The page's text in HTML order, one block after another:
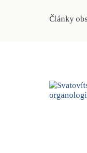
Články